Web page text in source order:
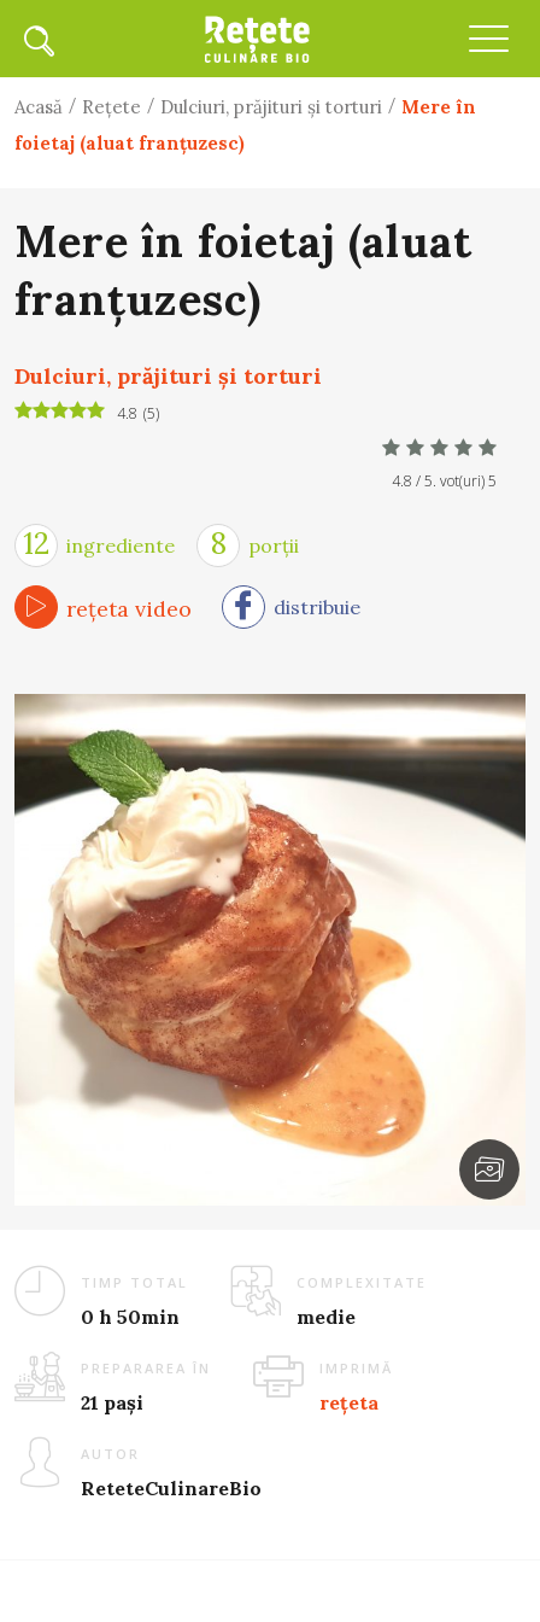
Acasă / Rețete / Dulciuri, prăjituri și torturi / Mere în
foietaj (aluat franțuzesc)
Mere în foietaj (aluat
franțuzesc)
Dulciuri, prăjituri și torturi
4.8 (5)
4.8 / 5. vot(uri)5
12 ingrediente 8 porții
rețeta video distribuie
TIMP TOTAL
0 h 50min
COMPLEXITATE
medie
PREPARAREA ÎN
21 pași
IMPRIMĂ
rețeta
AUTOR
ReteteCulinareBio